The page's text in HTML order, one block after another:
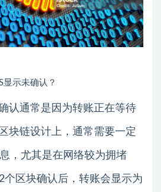
显示未确认？
认通常是因为转账正在等待
块链设计上，通常需要一定
，尤其是在网络较为拥堵
个区块确认后，转账会显示为